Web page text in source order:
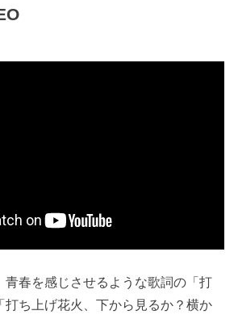
青春を感じさせるような歌詞の「打
打ち上げ花火、下から見るか？横か